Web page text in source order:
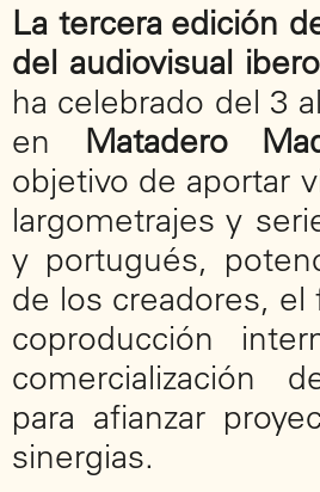
La tercera edición
del audiovisual
ha celebrado del 3
en Matadero
objetivo de aportar
largometrajes y
y portugués,
de los creadores, el
coproducción
comercialización
para afianzar
sinergias.